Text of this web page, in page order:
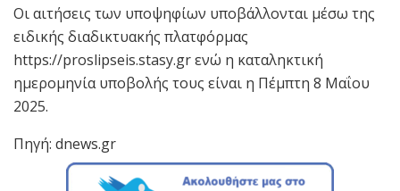
Οι αιτήσεις των υποψηφίων υποβάλλονται μέσω της
ειδικής διαδικτυακής πλατφόρμας
https://proslipseis.stasy.gr ενώ η καταληκτική
ημερομηνία υποβολής τους είναι η Πέμπτη 8 Μαΐου
2025.
Πηγή: dnews.gr